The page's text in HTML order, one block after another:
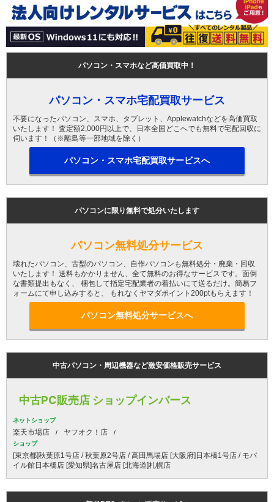
パソコン・スマホなど高価買取中！
パソコン・スマホ宅配買取サービス
不要になったパソコン、スマホ、タブレット、Applewatchなどを高価買取
いたします！ 査定額2,000円以上で、日本全国どこへでも無料で宅配回収に
伺います！（※離島等一部地域を除く）
パソコン・スマホ宅配買取サービスへ
パソコンに限り無料で処分いたします
パソコン無料処分サービス
壊れたパソコン、古型のパソコン、自作パソコンも無料処分・廃棄・回収
いたします！ 送料もかかりません、全て無料のお得なサービスです。面倒
な書類提出もなく、 梱包して指定宅配業者の着払いにて送るだけ。簡易フ
ォームにて申し込みすると、 もれなくヤマダポイント200ptもらえます！
パソコン無料処分サービスへ
中古パソコン・周辺機器など激安価格販売サービス
中古PC販売店 ショップインバース
ネットショップ
楽天市場店 ヤフオク！店
ショップ
[東京都]秋葉原1号店 / 秋葉原2号店 / 高田馬場店 [大阪府]日本橋1号店 / モバ
イル館日本橋店 [愛知県]名古屋店 [北海道]札幌店